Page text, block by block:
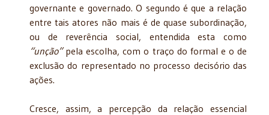
governante e governado. O segundo é que a relação
entre tais atores não mais é de quase subordinação,
ou de reverência social, entendida esta como
“unção”pela escolha, com o traço do formal e o de
exclusão do representado no processo decisório das
ações.
Cresce, assim, a percepção da relação essencial